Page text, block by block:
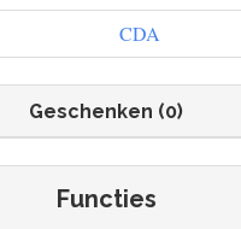
CDA
Geschenken (0)
Functies